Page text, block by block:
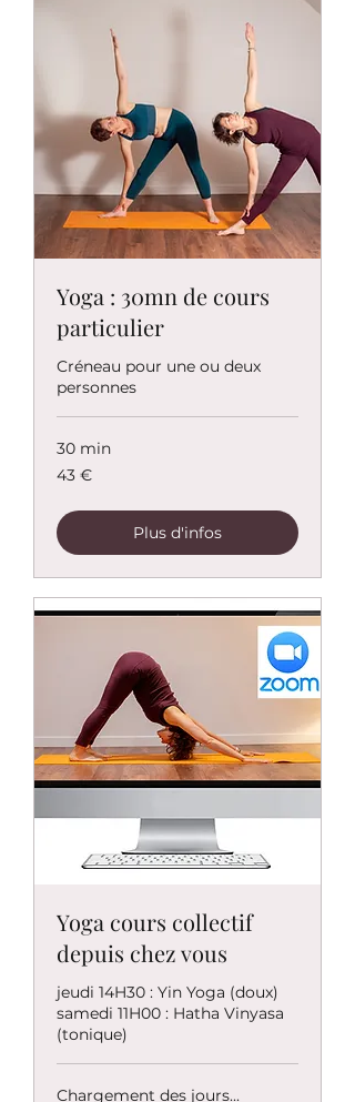
Yoga : 30mn de cours
particulier
Créneau pour une ou deux
personnes
30 min
43
euros
43 €
Plus d'infos
Yoga cours collectif
depuis chez vous
jeudi 14H30 : Yin Yoga (doux)
samedi 11H00 : Hatha Vinyasa
(tonique)
Chargement des jours...